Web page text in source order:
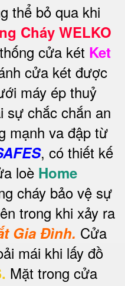
thể bỏ qua khi
Cháy WELKO
cửa két Ket
cửa két được
máy ép thuỷ
sự chắc chắn an
mạnh va đập từ
, có thiết kế
loè Home
cháy bảo vệ sự
trong khi xảy ra
Gia Đình. Cửa
mái khi lấy đồ
Mặt trong cửa